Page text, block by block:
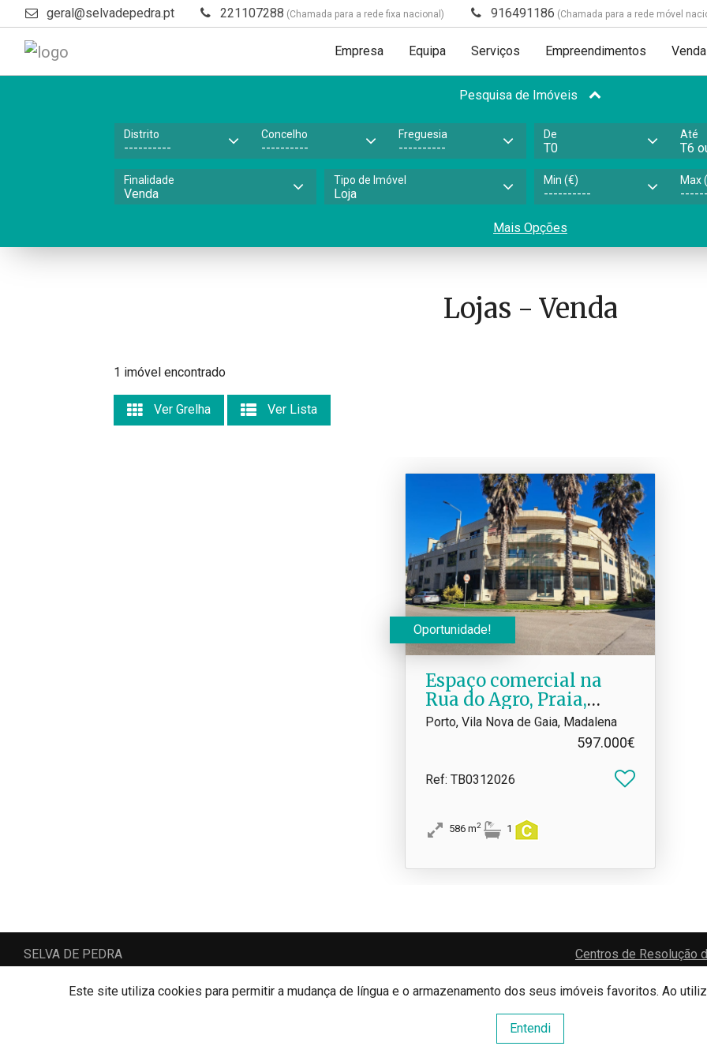
Este site utiliza cookies para permitir a mudança de língua e o armazenamento dos seus imóveis favoritos. Ao
Entendi
geral@selvadepedra.pt 221107288 (Chamada para a rede fixa nacional) 916491186 (Chamada para a rede móvel
Empresa Equipa Serviços Empreendimentos Venda
Pesquisa de Imóveis
Distrito Concelho Freguesia De Até
Finalidade Tipo de Imóvel Min (€) Max
Mais Opções
Lojas - Venda
1 imóvel encontrado
Ver Grelha Ver Lista
Oportunidade!
Espaço comercial na
Rua do Agro, Praia,
Madalena
Porto, Vila Nova de Gaia, Madalena
597.000€
Ref: TB0312026
586 m2 1
SELVA DE PEDRA
Centros de Resolução
Website e CRM Imobiliário
©2026Powered by